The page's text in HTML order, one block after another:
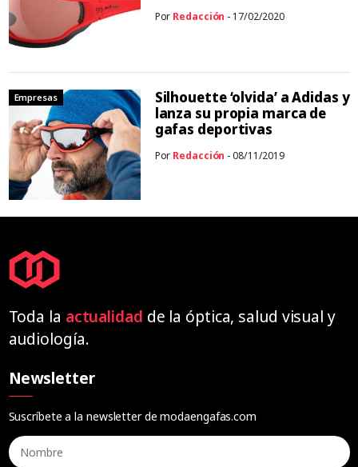
Por Redacción - 17/02/2020
Empresas
Silhouette ‘olvida’ a Adidas y
lanza su propia marca de
gafas deportivas
Por Redacción - 08/11/2019
Toda la actualidad de la óptica, salud visual y
audiología.
Newsletter
Suscríbete a la newsletter de modaengafas.com